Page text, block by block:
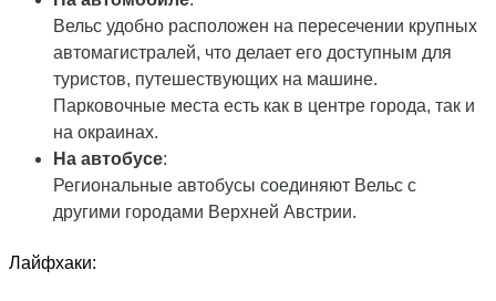
Вельс удобно расположен на пересечении крупных
автомагистралей, что делает его доступным для
туристов, путешествующих на машине.
Парковочные места есть как в центре города, так и
на окраинах.
На автобусе:
Региональные автобусы соединяют Вельс с
другими городами Верхней Австрии.
Лайфхаки: